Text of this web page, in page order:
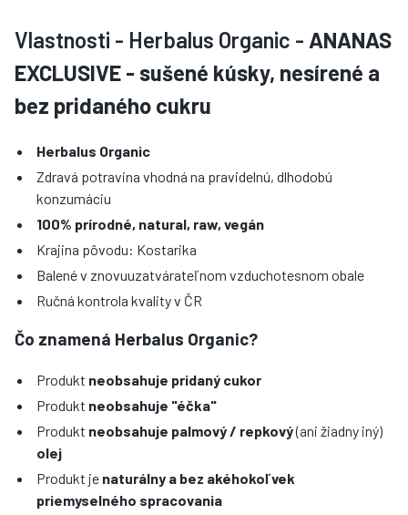
Vlastnosti - Herbalus Organic - ANANAS
EXCLUSIVE - sušené kúsky, nesírené a
bez pridaného cukru
Herbalus Organic
Zdravá potravina vhodná na pravidelnú, dlhodobú
konzumáciu
100% prírodné, natural, raw, vegán
Krajina pôvodu: Kostarika
Balené v znovuuzatvárateľnom vzduchotesnom obale
Ručná kontrola kvality v ČR
Čo znamená Herbalus Organic?
Produkt neobsahuje pridaný cukor
Produkt neobsahuje "éčka"
Produkt neobsahuje palmový / repkový(ani žiadny iný)
olej
Produkt je naturálny a bez akéhokoľvek
priemyselného spracovania